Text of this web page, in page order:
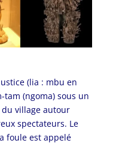
(lia : mbu en
tam (ngoma) sous un
village autour
spectateurs. Le
foule est appelé